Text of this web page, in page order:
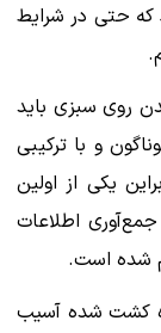
که حتی در شرایط
روی سبزی باید
و با ترکیبی
یکی از اولین
اطلاعات
شده است.
کشت شده آسیب